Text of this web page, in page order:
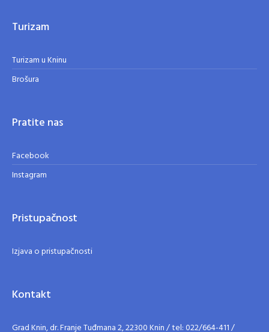
Turizam
Turizam u Kninu
Brošura
Pratite nas
Facebook
Instagram
Pristupačnost
Izjava o pristupačnosti
Kontakt
Grad Knin, dr. Franje Tuđmana 2, 22300 Knin / tel: 022/664-411 /